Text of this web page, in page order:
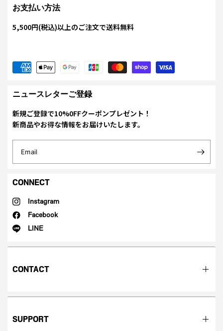
お支払い方法
5,500円(税込)以上のご注文で送料無料
ニュースレターご登録
新規ご登録で10%0FFクーポンプレゼント！
新商品やお得な情報をお届けいたします。
Email
CONNECT
Instagram
Facebook
LINE
CONTACT
SUPPORT